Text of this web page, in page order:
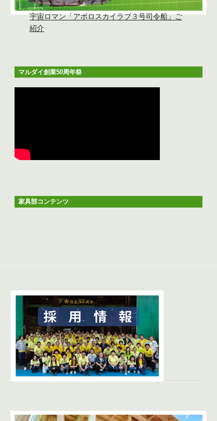
宇宙ロマン「アポロスカイラブ３号司令船」ご
紹介
マルダイ創業50周年祭
家具部コンテンツ